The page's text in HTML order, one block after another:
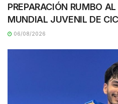
PREPARACIÓN RUMBO
MUNDIAL JUVENIL DE
06/08/2026